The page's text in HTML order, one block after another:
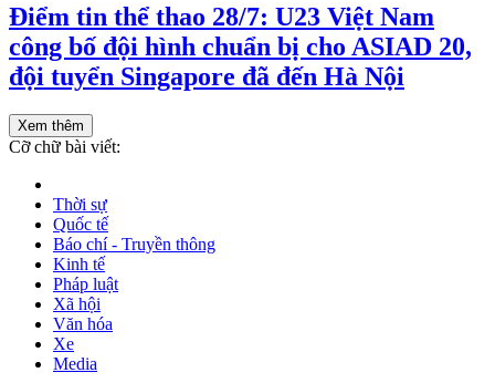
Điểm tin thể thao 28/7: U23 Việt Nam
công bố đội hình chuẩn bị cho ASIAD 20,
đội tuyển Singapore đã đến Hà Nội
Xem thêm
Cỡ chữ bài viết:
Thời sự
Quốc tế
Báo chí - Truyền thông
Kinh tế
Pháp luật
Xã hội
Văn hóa
Xe
Media